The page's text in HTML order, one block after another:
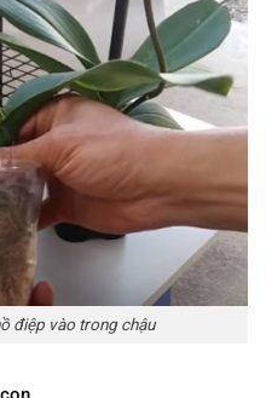
điệp vào trong chậu